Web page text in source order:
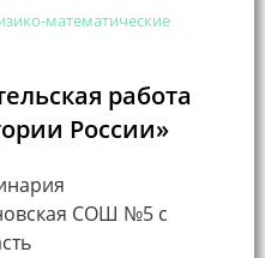
математические
работа
России»
СОШ №5 с